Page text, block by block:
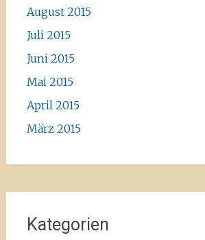
August 2015
Juli 2015
Juni 2015
Mai 2015
April 2015
März 2015
Kategorien